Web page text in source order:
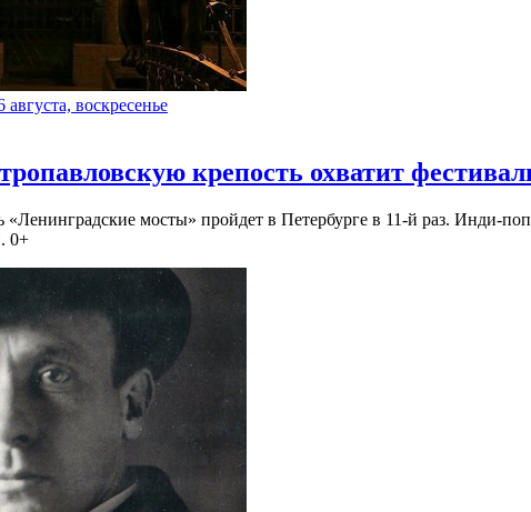
августа, воскресенье
крепость охватит
мосты» пройдет в Петербурге в 11-й раз. Инди-
0+